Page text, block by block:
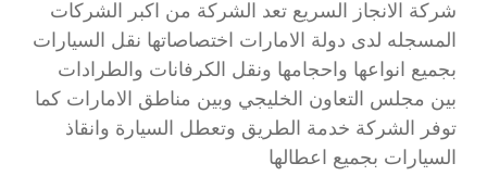
شركة الانجاز السريع تعد الشركة من اكبر الشركات
المسجله لدى دولة الامارات اختصاصاتها نقل السيارات
بجميع انواعها واحجامها ونقل الكرفانات والطرادات
بين مجلس التعاون الخليجي وبين مناطق الامارات كما
توفر الشركة خدمة الطريق وتعطل السيارة وانقاذ
السيارات بجميع اعطالها